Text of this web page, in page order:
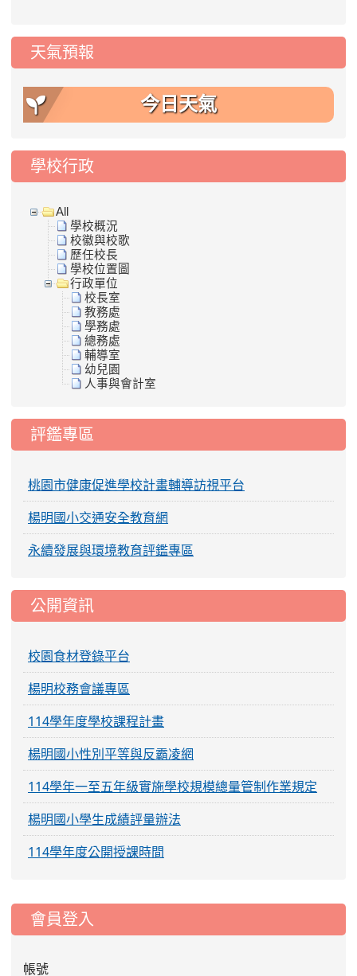
天氣預報
今日天氣
學校行政
All
學校概況
校徽與校歌
歷任校長
學校位置圖
行政單位
校長室
教務處
學務處
總務處
輔導室
幼兒園
人事與會計室
評鑑專區
桃園市健康促進學校計畫輔導訪視平台
楊明國小交通安全教育網
永續發展與環境教育評鑑專區
公開資訊
校園食材登錄平台
楊明校務會議專區
114學年度學校課程計畫
楊明國小性別平等與反霸凌網
114學年一至五年級實施學校規模總量管制作業規定
楊明國小學生成績評量辦法
114學年度公開授課時間
::: 會員登入
帳號